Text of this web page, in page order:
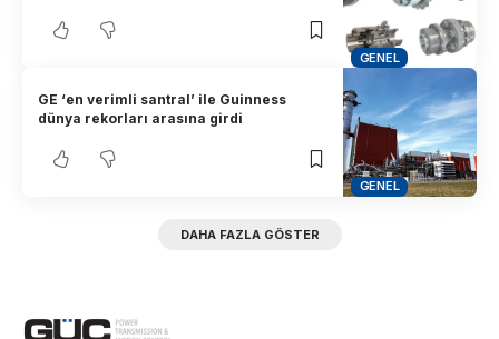
GENEL
GENEL
GE ‘en verimli santral’ ile Guinness
dünya rekorları arasına girdi
DAHA FAZLA GÖSTER